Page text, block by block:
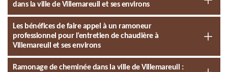
dans la ville de Villemareuil et ses environs
Les bénéfices de faire appel à un ramoneur
professionnel pour l’entretien de chaudière à
Villemareuil et ses environs
Ramonage de cheminée dans la ville de Villemareuil :